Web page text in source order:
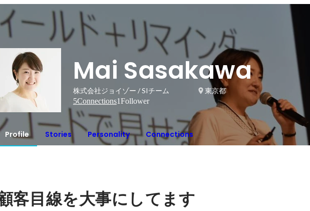
Mai Sasakawa
株式会社ジョイゾー / SIチーム
東京都
5Connections1Follower
Profile Stories Personality Connections
客目線を大事にしてます